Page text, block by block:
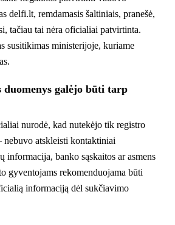
delfi.lt, remdamasis šaltiniais, pranešė,
tačiau tai nėra oficialiai patvirtinta.
susitikimas ministerijoje, kuriame
duomenys galėjo būti tarp
nurodė, kad nutekėjo tik registro
atskleisti kontaktiniai
informacija, banko sąskaitos ar asmens
gyventojams rekomenduojama būti
informaciją dėl sukčiavimo